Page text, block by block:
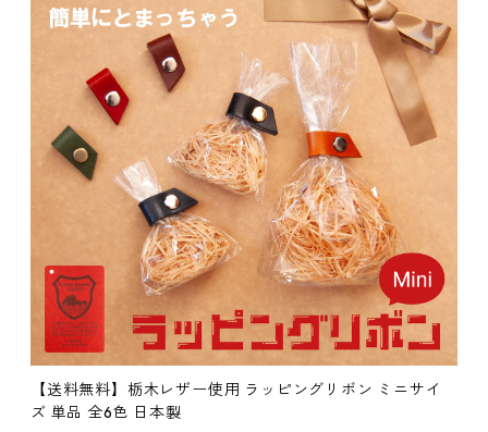
【送料無料】栃木レザー使用 ラッピングリボン ミニサイ
ズ 単品 全6色 日本製